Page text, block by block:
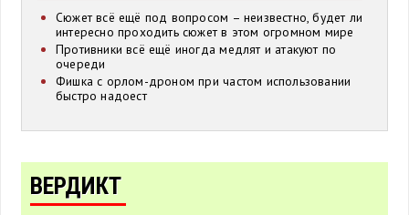
Сюжет всё ещё под вопросом – неизвестно, будет ли
интересно проходить сюжет в этом огромном мире
Противники всё ещё иногда медлят и атакуют по
очереди
Фишка с орлом-дроном при частом использовании
быстро надоест
ВЕРДИКТ